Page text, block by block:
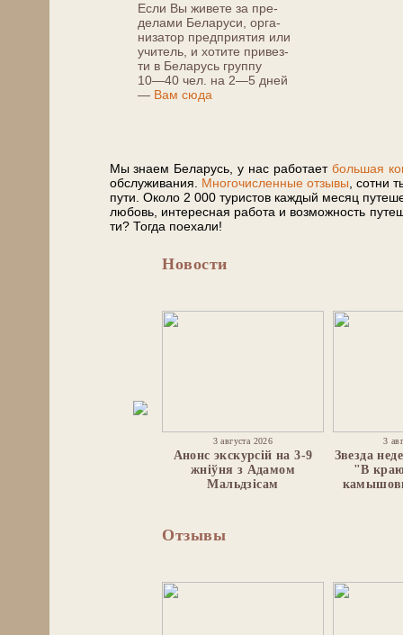
Если Вы жи­ве­те за пре­
де­ла­ми Бе­ла­ру­си, ор­га­
ни­за­тор пред­при­я­тия или
учи­тель, и хо­ти­те при­вез­
ти в Бе­ла­русь груп­пу
10—40 чел. на 2—5 дней
— Вам сю­да
Мы зна­ем Бе­ла­русь, у нас ра­бо­та­етболь­шая
об­слу­жи­ва­ния. Многочисленные отзывы , сотни
пу­ти. Около 2 000 ту­ри­стов каж­дый ме­сяц
лю­бовь, ин­те­рес­ная ра­бо­та и воз­мож­ность
ти? То­гда по­еха­ли!
Новости
3 августа 2026
Анонс экскурсій на 3-9
жніўня з Адамом
Мальдзісам
3
Звезда
"В
Отзывы